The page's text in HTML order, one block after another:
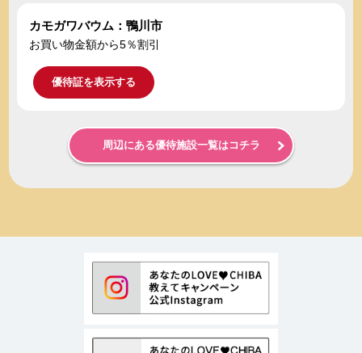
カモガワバウム：鴨川市
お買い物金額から5％割引
優待証を表示する
周辺にある優待施設一覧はコチラ